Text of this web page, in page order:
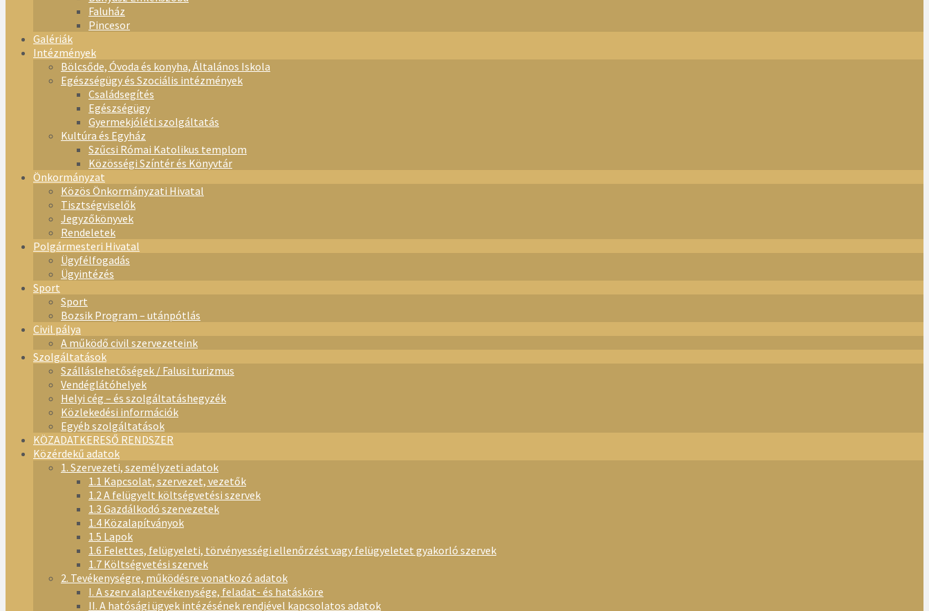
Faluház
Pincesor
Galériák
Intézmények
Bölcsőde, Óvoda és konyha, Általános Iskola
Egészségügy és Szociális intézmények
Családsegítés
Egészségügy
Gyermekjóléti szolgáltatás
Kultúra és Egyház
Szűcsi Római Katolikus templom
Közösségi Színtér és Könyvtár
Önkormányzat
Közös Önkormányzati Hivatal
Tisztségviselők
Jegyzőkönyvek
Rendeletek
Polgármesteri Hivatal
Ügyfélfogadás
Ügyintézés
Sport
Sport
Bozsik Program – utánpótlás
Civil pálya
A működő civil szervezeteink
Szolgáltatások
Szálláslehetőségek / Falusi turizmus
Vendéglátóhelyek
Helyi cég – és szolgáltatáshegyzék
Közlekedési információk
Egyéb szolgáltatások
KÖZADATKERESŐ RENDSZER
Közérdekű adatok
1. Szervezeti, személyzeti adatok
1.1 Kapcsolat, szervezet, vezetők
1.2 A felügyelt költségvetési szervek
1.3 Gazdálkodó szervezetek
1.4 Közalapítványok
1.5 Lapok
1.6 Felettes, felügyeleti, törvényességi ellenőrzést vagy felügyeletet gyakorló szervek
1.7 Költségvetési szervek
2. Tevékenységre, működésre vonatkozó adatok
I. A szerv alaptevékenysége, feladat- és hatásköre
II. A hatósági ügyek intézésének rendjével kapcsolatos adatok